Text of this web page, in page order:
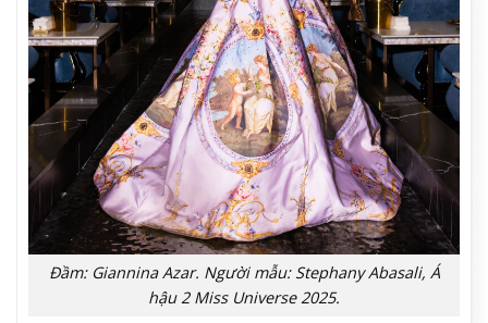
Đầm: Giannina Azar. Người mẫu: Stephany Abasali, Á
hậu 2 Miss Universe 2025.